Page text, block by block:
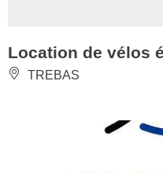
Location de vélos
TREBAS